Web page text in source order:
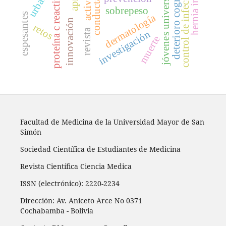
dermatología
sobrepeso deterioro cognitivo
innovación
proteína c reactiva c
o
n
t
r
o
l
d
e
i
n
f
e
c
c
i
o
n
e
investigación
retos
muerte
revista
espesantes
Facultad de Medicina de la Universidad Mayor de San
Simón
Sociedad Científica de Estudiantes de Medicina
Revista Científica Ciencia Medica
ISSN (electrónico): 2220-2234
Dirección: Av. Aniceto Arce No 0371
Cochabamba - Bolivia